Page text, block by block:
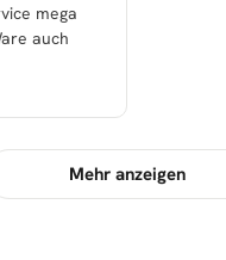
mega
auch
Mehr anzeigen